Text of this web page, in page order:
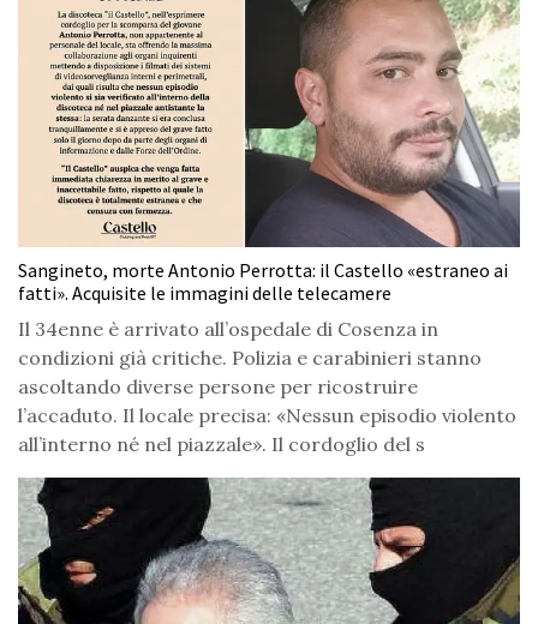
Sangineto, morte Antonio Perrotta: il Castello «estraneo ai
fatti». Acquisite le immagini delle telecamere
Il 34enne è arrivato all’ospedale di Cosenza in
condizioni già critiche. Polizia e carabinieri stanno
ascoltando diverse persone per ricostruire
l’accaduto. Il locale precisa: «Nessun episodio violento
all’interno né nel piazzale». Il cordoglio del s